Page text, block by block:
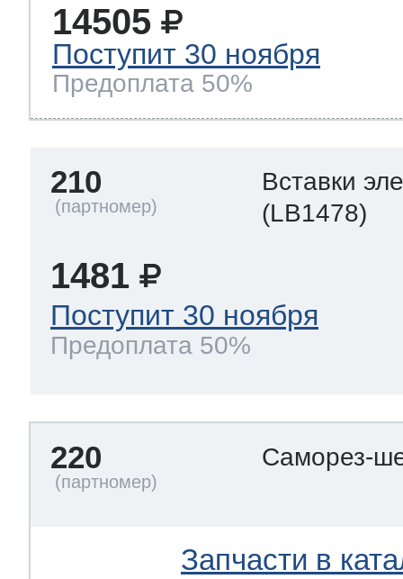
14505
Поступит 30 ноября
Предоплата 50%
210
Вставки
(LB1478)
1481
Поступит 30 ноября
Предоплата 50%
220 Саморез-
Запчасти в